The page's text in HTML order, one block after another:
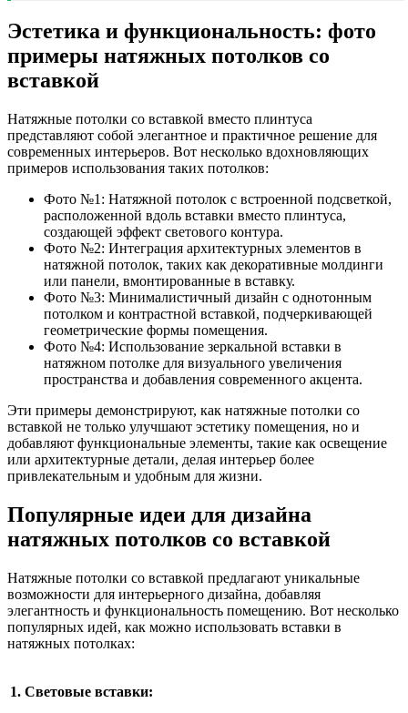
Эстетика и функциональность: фото
примеры натяжных потолков со
вставкой
Натяжные потолки со вставкой вместо плинтуса
представляют собой элегантное и практичное решение для
современных интерьеров. Вот несколько вдохновляющих
примеров использования таких потолков:
Фото №1: Натяжной потолок с встроенной подсветкой,
расположенной вдоль вставки вместо плинтуса,
создающей эффект светового контура.
Фото №2: Интеграция архитектурных элементов в
натяжной потолок, таких как декоративные молдинги
или панели, вмонтированные в вставку.
Фото №3: Минималистичный дизайн с однотонным
потолком и контрастной вставкой, подчеркивающей
геометрические формы помещения.
Фото №4: Использование зеркальной вставки в
натяжном потолке для визуального увеличения
пространства и добавления современного акцента.
Эти примеры демонстрируют, как натяжные потолки со
вставкой не только улучшают эстетику помещения, но и
добавляют функциональные элементы, такие как освещение
или архитектурные детали, делая интерьер более
привлекательным и удобным для жизни.
Популярные идеи для дизайна
натяжных потолков со вставкой
Натяжные потолки со вставкой предлагают уникальные
возможности для интерьерного дизайна, добавляя
элегантность и функциональность помещению. Вот несколько
популярных идей, как можно использовать вставки в
натяжных потолках:
1. Световые вставки: